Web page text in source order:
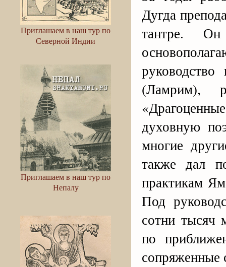
Приглашаем в наш тур по
Северной Индии
Приглашаем в наш тур по
Непалу
Дугда
тантре.
(Ламрим),
духовную
многие
также дал
практикам
Под
сотни тысяч
по
сопряженные